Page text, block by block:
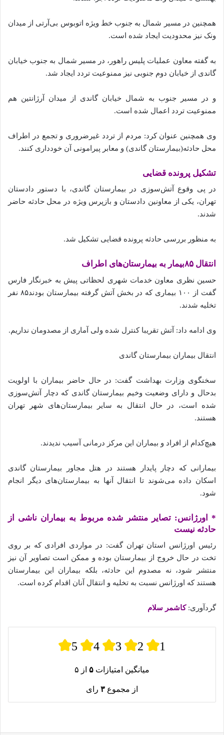
همچنین در مسیر شمال به جنوب خط ویژه اتوبوس بی‌آرتی از میدان
ونک نیز محدودیت ایجاد شده‌ است.
به گفته‌ معاون عملیات پلیس راهور، در مسیر شمال به جنوب خیابان
گاندی از خیابان دوم جنوبی نیز ممنوعیت تردد ایجاد شد.
و در مسیر جنوب به شمال خیابان گاندی از میدان آرژانتین هم
ممنوعیت تردد اعمال شده‌‌ است.
وی همچنین عنوان کرد: مردم از تردد غیرضروری و تجمع در اطراف
محل حادثه(بیمارستان گاندی) و معابر پیرامونی آن خودداری کنند.
تشکیل پرونده قضایی
در پی وقوع آتش‌سوزی در بیمارستان گاندی، با دستور دادستان
تهران، یکی از معاونین دادستان و بازپرس ویژه در محل حادثه حاضر
شدند.
به منظور بررسی حادثه پرونده قضایی تشکیل شد.
انتقال ۸۵بیمار به بیمارستان‌های اطراف
حسین نظری معاون خدمات شهری لحظاتی پیش به خبرنگار فارس
گفت از ۱۰۰ بیماری که در بخش آتش گرفته‌ بیمارستان بودند۸۵ نفر
تخلیه شدند.
وی ادامه داد: آتش تقریبا کنترل شده‌ ولی آماری از مصدومان نداریم.
انتقال بیماران بیمارستان گاندی
سخنگوی وزارت بهداشت گفت: در حال حاضر بیماران با اولویت
بدحال و دارای وضعیت وخیم بیمارستان گاندی که دچار آتش‌سوزی
شده‌ است، در حال انتقال به سایر بیمارستان‌های شهر تهران
هستند.
هیچ‌کدام از افراد و بیماران این مرکز درمانی آسیب ندیدند.
بیمارانی که دچار پایدار هستند در هتل مجاور بیمارستان گاندی
اسکان داده‌ می‌شوند تا انتقال آنها به بیمارستان‌های دیگر انجام
شود.
* اورژانس: تصایر منتشر شده‌ مربوط به بیماران ناشی از
حادثه نیست
رئیس اورژانس استان تهران گفت: در مواردی افرادی که بر روی
تخت در حال خروج از بیمارستان بوده و ممکن است تصاویر آن نیز
منتشر شود، نه مصدوم این حادثه، بلکه بیماران این بیمارستان
هستند که اورژانس نسبت به تخلیه و انتقال آنان اقدام کرده است.
گردآوری:کاشمر سلام
5 4 3 2 1
میانگین امتیازات ۵ از ۵
از مجموع ۳ رای